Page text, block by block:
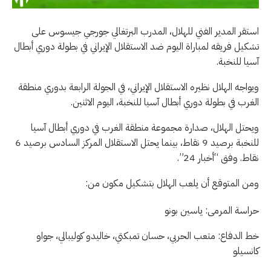
استقر المدير الفني للهلال، المدرب البرتغالي جورجي جيسوس على
تشكيل فريقه لمباراة اليوم ضد الاستقلال الإيراني في بطولة دوري أبطال
آسيا للنخبة.
ويواجه الهلال نظيره الاستقلال الإيراني، في الجولة الرابعة بدوري منطقة
الغرب في بطولة دوري أبطال آسيا للنخبة، اليوم الاثنين.
ويحتل الهلال، صدارة مجموعة منطقة الغرب في دوري أبطال آسيا
للنخبة برصيد 9 نقاط، بينما يحتل الاستقلال المركز السادس برصيد 6
نقاط. وفق “أخبار 24”.
ومن المتوقع أن يلعب الهلال بتشكيل مكون من:
حراسة المرمى: ياسين بونو
خط الدفاع: متعب الحربي، حسان تمبكتي، خاليدو كوليبالي، جواو
كانسيلو